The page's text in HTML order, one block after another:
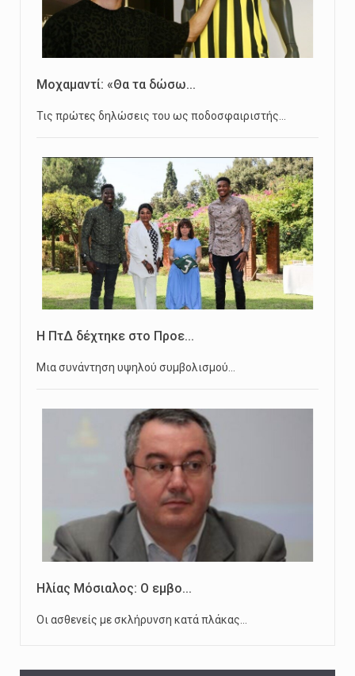
Μοχαμαντί: «Θα τα δώσω...
Τις πρώτες δηλώσεις του ως ποδοσφαιριστής…
Η ΠτΔ δέχτηκε στο Προε...
Μια συνάντηση υψηλού συμβολισμού…
Ηλίας Μόσιαλος: Ο εμβο...
Οι ασθενείς με σκλήρυνση κατά πλάκας…